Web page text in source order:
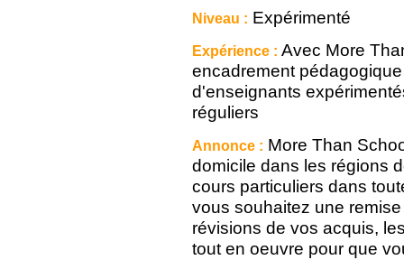
Niveau : Expérimenté
Expérience : Avec More
encadrement
d'enseignants
réguliers
Annonce : More Than
domicile dans les régions
cours particuliers dans
vous souhaitez une
révisions de vos acquis,
tout en oeuvre pour que